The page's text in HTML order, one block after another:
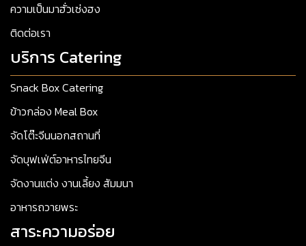
ความเป็นมาฮั่วเซ่งฮง
ติดต่อเรา
บริการ Catering
Snack Box Catering
ข้าวกล่อง Meal Box
จัดโต๊ะจีนนอกสถานที่
จัดบุฟเฟ่ต์อาหารไทยจีน
จัดงานแต่ง งานเลี้ยง สัมมนา
อาหารถวายพระ
สาระความอร่อย